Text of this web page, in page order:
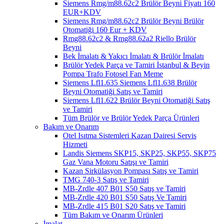
Siemens Rmg/m88.62c2 Brülör Beyni Fiyatı 160
EUR+KDV
Siemens Rmg/m88.62c2 Brülör Beyni Brülör
Otomatiği 160 Eur + KDV
Rmg88.62c2 & Rmg88.62a2 Riello Brülör
Beyni
Bek İmalatı & Yakıcı İmalatı & Brülör İmalatı
Brülör Yedek Parça ve Tamiri İstanbul & Beyin
Pompa Trafo Fotosel Fan Meme
Siemens Lfl1.635 Siemens Lfl1.638 Brülör
Beyni Otomatiği Satış ve Tamiri
Siemens Lfl1.622 Brülör Beyni Otomatiği Satış
ve Tamiri
Tüm Brülör ve Brülör Yedek Parça Ürünleri
Bakım ve Onarım
Otel Isıtma Sistemleri Kazan Dairesi Servis
Hizmeti
Landis Siemens SKP15, SKP25, SKP55, SKP75
Gaz Vana Motoru Satışı ve Tamiri
Kazan Sirkülasyon Pompası Satış ve Tamiri
TMG 740-3 Satış ve Tamiri
MB-Zrdle 407 B01 S50 Satış ve Tamiri
MB-Zrdle 420 B01 S50 Satış Ve Tamiri
MB-Zrdle 415 B01 S20 Satış ve Tamiri
Tüm Bakım ve Onarım Ürünleri